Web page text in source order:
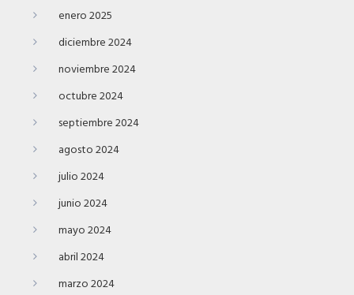
enero 2025
diciembre 2024
noviembre 2024
octubre 2024
septiembre 2024
agosto 2024
julio 2024
junio 2024
mayo 2024
abril 2024
marzo 2024